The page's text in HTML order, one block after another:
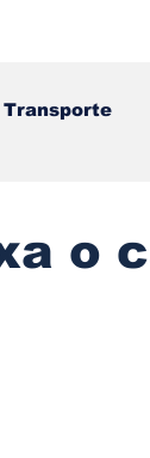
Transporte
o